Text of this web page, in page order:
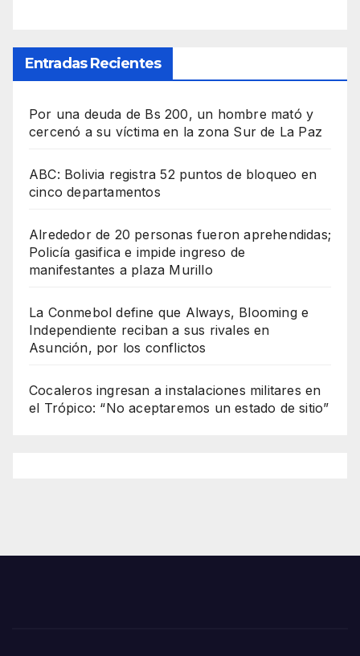
Entradas Recientes
Por una deuda de Bs 200, un hombre mató y
cercenó a su víctima en la zona Sur de La Paz
ABC: Bolivia registra 52 puntos de bloqueo en
cinco departamentos
Alrededor de 20 personas fueron aprehendidas;
Policía gasifica e impide ingreso de
manifestantes a plaza Murillo
La Conmebol define que Always, Blooming e
Independiente reciban a sus rivales en
Asunción, por los conflictos
Cocaleros ingresan a instalaciones militares en
el Trópico: “No aceptaremos un estado de sitio”